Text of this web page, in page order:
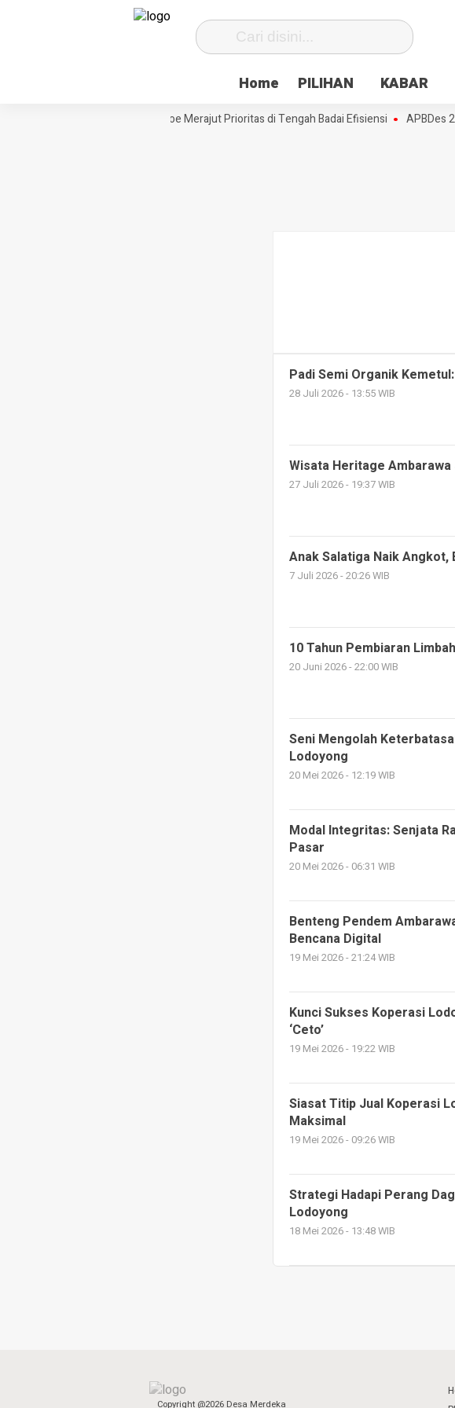
Home PILIHAN KABAR
Siasat Desa Paenre Lompoe Merajut Prioritas di Tengah Badai Efisiensi APBDes
Padi Semi Organik
28 Juli 2026 - 13:55 WIB
Wisata Heritage
27 Juli 2026 - 19:37 WIB
Anak Salatiga Naik Angkot,
7 Juli 2026 - 20:26 WIB
10 Tahun Pembiaran
20 Juni 2026 - 22:00 WIB
Seni Mengolah
Lodoyong
20 Mei 2026 - 12:19 WIB
Modal Integritas: Senjata
Pasar
20 Mei 2026 - 06:31 WIB
Benteng Pendem
Bencana Digital
19 Mei 2026 - 21:24 WIB
Kunci Sukses Koperasi
‘Ceto’
19 Mei 2026 - 19:22 WIB
Siasat Titip Jual Koperasi
Maksimal
19 Mei 2026 - 09:26 WIB
Strategi Hadapi Perang
Lodoyong
18 Mei 2026 - 13:48 WIB
Copyright @2026 Desa Merdeka